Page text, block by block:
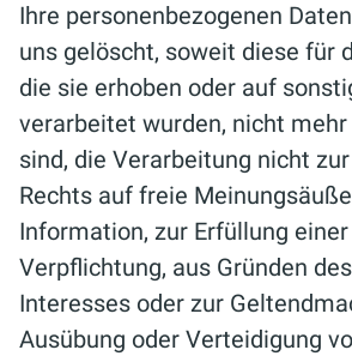
Ihre personenbezogenen
uns gelöscht, soweit diese für
die sie erhoben oder auf
verarbeitet wurden, nicht
sind, die Verarbeitung nicht
Rechts auf freie
Information, zur Erfüllung
Verpflichtung, aus Gründen
Interesses oder zur
Ausübung oder Verteidigung